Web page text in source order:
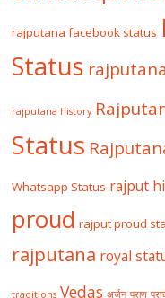
rajputana facebook status
Status
rajputana history
Status
Whatsapp Status rajput
proud rajput proud
rajputana royal
traditions Vedas अर्जुन पुराण